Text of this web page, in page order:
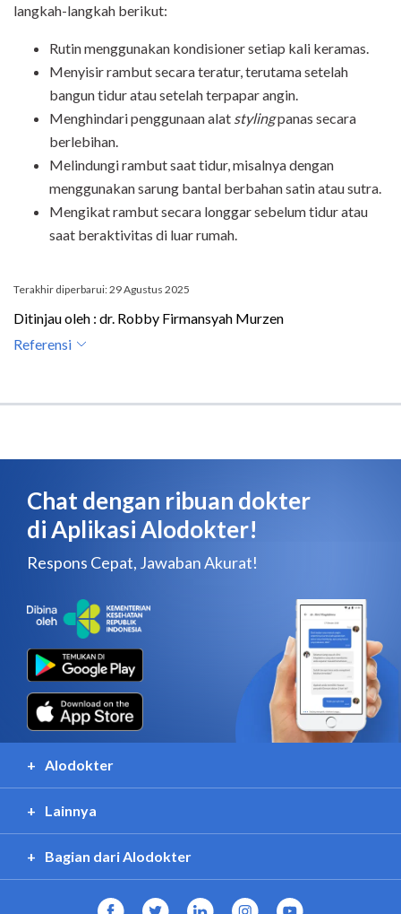
langkah-langkah berikut:
Rutin menggunakan kondisioner setiap kali keramas.
Menyisir rambut secara teratur, terutama setelah
bangun tidur atau setelah terpapar angin.
Menghindari penggunaan alat stylingpanas secara
berlebihan.
Melindungi rambut saat tidur, misalnya dengan
menggunakan sarung bantal berbahan satin atau sutra.
Mengikat rambut secara longgar sebelum tidur atau
saat beraktivitas di luar rumah.
Terakhir diperbarui: 29 Agustus 2025